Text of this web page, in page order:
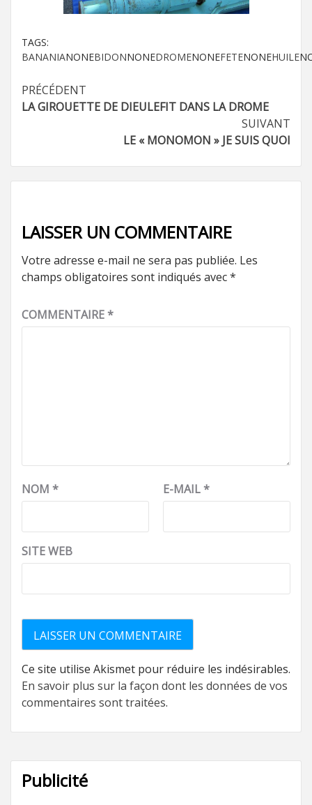
TAGS:
BANANIANONEBIDONNONEDROMENONEFETENONEHUILE
Navigation
PRÉCÉDENT
LA GIROUETTE DE DIEULEFIT DANS LA DROME
SUIVANT
LE « MONOMON » JE SUIS QUOI
LAISSER UN COMMENTAIRE
Votre adresse e-mail ne sera pas publiée. Les
champs obligatoires sont indiqués avec*
COMMENTAIRE*
NOM * E-MAIL*
SITE WEB
Ce site utilise Akismet pour réduire les indésirables.
En savoir plus sur la façon dont les données de vos
commentaires sont traitées.
Publicité